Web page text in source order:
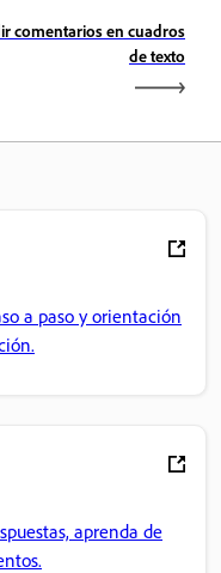
comentarios en cuadros
de texto
a paso y orientación
aprenda de